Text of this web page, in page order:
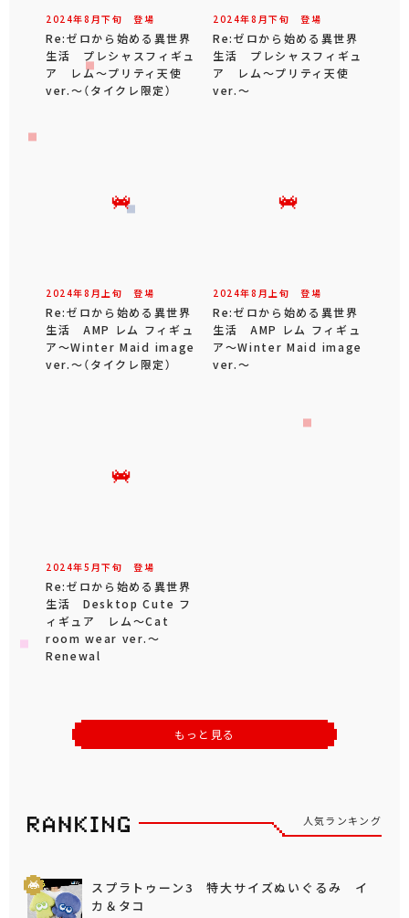
2024年8 月下旬 登場
Re:ゼロから始める異世界
生活 プレシャスフィギュ
ア レム～プリティ天使
ver.～（タイクレ限定）
2024年8 月下旬 登場
Re:ゼロから始める異世界
生活 プレシャスフィギュ
ア レム～プリティ天使
ver.～
2024年8 月 上旬 登場
Re:ゼロから始める異世界
生活 AMP レム フィギュ
ア～Winter Maid image
ver.～（タイクレ限定）
2024年8 月 上旬 登場
Re:ゼロから始める異世界
生活 AMP レム フィギュ
ア～Winter Maid image
ver.～
2024年5 月下旬 登場
Re:ゼロから始める異世界
生活 Desktop Cute フ
ィギュア レム～Cat
room wear ver.～
Renewal
もっと見る
人気ランキング
スプラトゥーン3 特大サイズぬいぐるみ イ
カ＆タコ